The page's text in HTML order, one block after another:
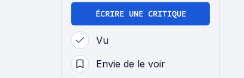
ÉCRIRE UNE CRITIQUE
Vu
Envie de le voir